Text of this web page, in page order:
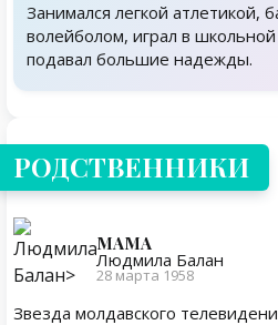
Занимался легкой атлетикой,
волейболом, играл в
подавал большие надежды.
Родственники
РОДСТВЕННИКИ
МАМА
Людмила Балан
28 марта 1958
Звезда молдавского